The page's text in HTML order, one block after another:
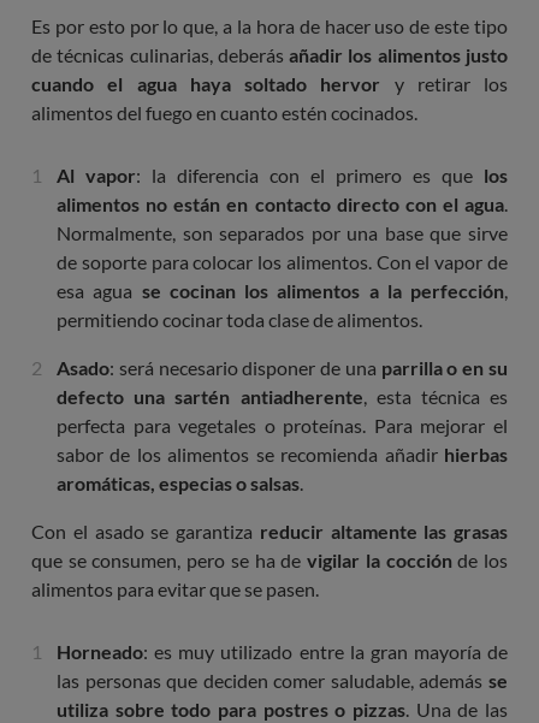
Es por esto por lo que, a la hora de hacer uso de este tipo
de técnicas culinarias, deberásañadir los alimentos justo
cuando el agua haya soltado hervor y retirar los
alimentos del fuego en cuanto estén cocinados.
Al vapor: la diferencia con el primero es que los
alimentos no están en contacto directo con el agua.
Normalmente, son separados por una base que sirve
de soporte para colocar los alimentos. Con el vapor de
esa agua se cocinan los alimentos a la perfección,
permitiendo cocinar toda clase de alimentos.
Asado: será necesario disponer de una parrilla o en su
defecto una sartén antiadherente, esta técnica es
perfecta para vegetales o proteínas. Para mejorar el
sabor de los alimentos se recomienda añadir hierbas
aromáticas, especias o salsas.
Con el asado se garantiza reducir altamente las grasas
que se consumen, pero se ha devigilar la cocción de los
alimentos para evitar que se pasen.
Horneado: es muy utilizado entre la gran mayoría de
las personas que deciden comer saludable, además se
utiliza sobre todo para postres o pizzas. Una de las